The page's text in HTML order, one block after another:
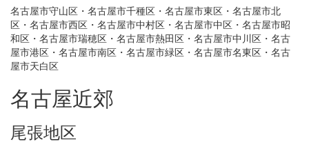
名古屋市守山区・名古屋市千種区・名古屋市東区・名古屋市北
区・名古屋市西区・名古屋市中村区・名古屋市中区・名古屋市昭
和区・名古屋市瑞穂区・名古屋市熱田区・名古屋市中川区・名古
屋市港区・名古屋市南区・名古屋市緑区・名古屋市名東区・名古
屋市天白区
名古屋近郊
尾張地区